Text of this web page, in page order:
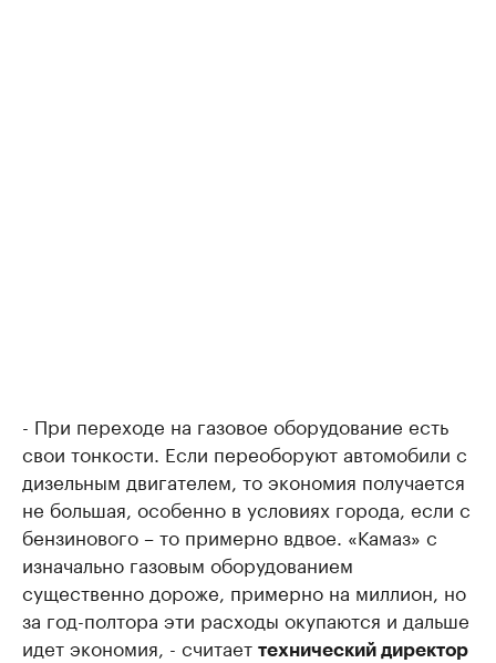
- При переходе на газовое оборудование есть
свои тонкости. Если переоборуют автомобили с
дизельным двигателем, то экономия получается
не большая, особенно в условиях города, если с
бензинового – то примерно вдвое. «Камаз» с
изначально газовым оборудованием
существенно дороже, примерно на миллион, но
за год-полтора эти расходы окупаются и дальше
идет экономия, - считает технический директор